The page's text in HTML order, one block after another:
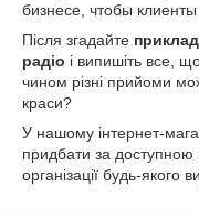
бизнесе, чтобы
Після згадайте
радіо і випишіть все,
чином різні прийоми
краси?
У нашому інтернет-
придбати за доступною
організації будь-якого